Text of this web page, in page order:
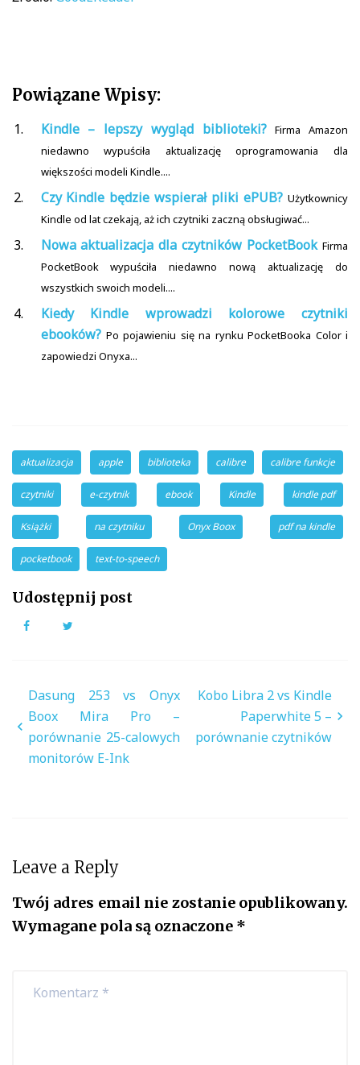
Powiązane Wpisy:
Kindle – lepszy wygląd biblioteki? Firma Amazon
niedawno wypuściła aktualizację oprogramowania dla
większości modeli Kindle....
Czy Kindle będzie wspierał pliki ePUB? Użytkownicy
Kindle od lat czekają, aż ich czytniki zaczną obsługiwać...
Nowa aktualizacja dla czytników PocketBook Firma
PocketBook wypuściła niedawno nową aktualizację do
wszystkich swoich modeli....
Kiedy Kindle wprowadzi kolorowe czytniki
ebooków? Po pojawieniu się na rynku PocketBooka Color i
zapowiedzi Onyxa...
aktualizacja apple biblioteka calibre calibre funkcje
czytniki e-czytnik ebook Kindle kindle pdf
Książki na czytniku Onyx Boox pdf na kindle
pocketbook text-to-speech
Udostępnij post
Facebook
Nawigacja
wpisu
Dasung 253 vs Onyx
Boox Mira Pro –
porównanie 25-calowych
monitorów E-Ink
Kobo Libra 2 vs Kindle
Paperwhite 5 –
porównanie czytników
Leave a Reply
Twój adres email nie zostanie opublikowany.
Wymagane pola są oznaczone *